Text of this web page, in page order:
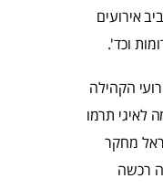
אירועים
וכד'.
הקהילה
לאיגי תרמו
מחקר
רכשה